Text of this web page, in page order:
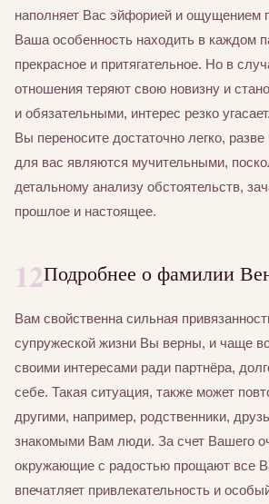
наполняет Вас эйфорией и ощущением
Ваша особенность находить в каждом
прекрасное и притягательное. Но в
отношения теряют свою новизну и
и обязательными, интерес резко
Вы переносите достаточно легко,
для вас являются мучительными,
детальному анализу обстоятельств,
прошлое и настоящее.
12Подробнее о фамилии
Вам свойственна сильная
супружеской жизни Вы верны, и чаще
своими интересами ради партнёра,
себе. Такая ситуация, также может
другими, например, родственники,
знакомыми Вам люди. За счет Вашего
окружающие с радостью прощают все
впечатляет привлекательность и